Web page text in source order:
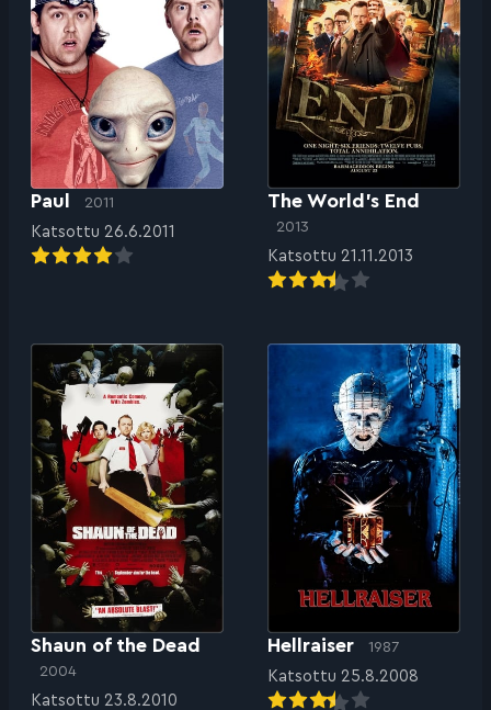
Paul 2011
Katsottu 26.6.2011
The World’s End
2013
Katsottu 21.11.2013
Shaun of the Dead
2004
Katsottu 23.8.2010
Hellraiser 1987
Katsottu 25.8.2008